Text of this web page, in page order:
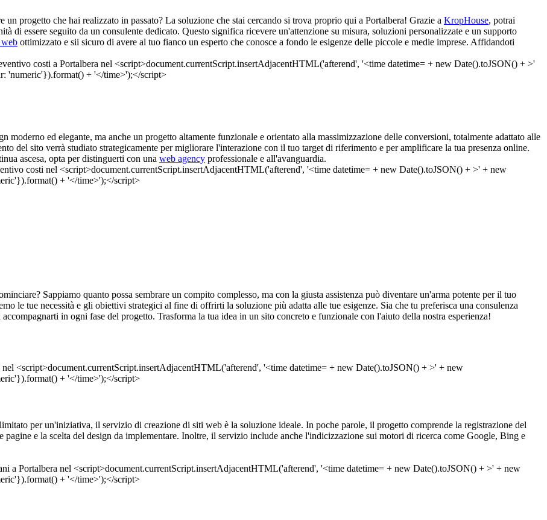
progetto che hai realizzato in passato? La soluzione che stai cercando si trova proprio qui a Portalbera! Grazie a KropHouse, potrai
di essere seguito da un consulente dedicato. Questo significa ricevere un'attenzione su misura, soluzioni personalizzate e un supporto
ottimizzato e sii sicuro di avere al tuo fianco un esperto che conosce a fondo le esigenze delle piccole e medie imprese. Affidandoti
moderno ed elegante, ma anche un progetto altamente funzionale e orientato alla massimizzazione delle conversioni, totalmente adattato alle
del sito verrà studiato strategicamente per migliorare l'interazione con il tuo target di riferimento e per amplificare la tua presenza online.
ascesa, opta per distinguerti con una web agency professionale e all'avanguardia.
Sappiamo quanto possa sembrare un compito complesso, ma con la giusta assistenza può diventare un'arma potente per il tuo
le tue necessità e gli obiettivi strategici al fine di offrirti la soluzione più adatta alle tue esigenze. Sia che tu preferisca una consulenza
in ogni fase del progetto. Trasforma la tua idea in un sito concreto e funzionale con l'aiuto della nostra esperienza!
per un'iniziativa, il servizio di creazione di siti web è la soluzione ideale. In poche parole, il progetto comprende la registrazione del
e la scelta del design da implementare. Inoltre, il servizio include anche l'indicizzazione sui motori di ricerca come Google, Bing e